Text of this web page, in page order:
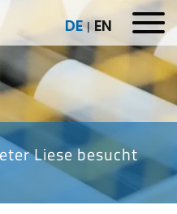
DE EN
Liese besucht